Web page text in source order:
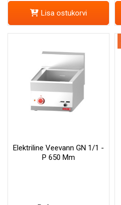
Lisa ostukorvi
Elektriline Veevann GN 1/1 -
P 650 Mm